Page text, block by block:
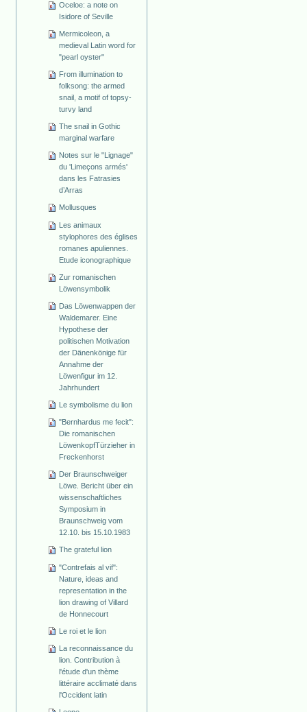
Oceloe: a note on
Isidore of Seville
Mermicoleon, a
medieval Latin word for
"pearl oyster"
From illumination to
folksong: the armed
snail, a motif of topsy-
turvy land
The snail in Gothic
marginal warfare
Notes sur le "Lignage"
du 'Limeçons armés'
dans les Fatrasies
d’Arras
Mollusques
Les animaux
stylophores des églises
romanes apuliennes.
Etude iconographique
Zur romanischen
Löwensymbolik
Das Löwenwappen der
Waldemarer. Eine
Hypothese der
politischen Motivation
der Dänenkönige für
Annahme der
Löwenfigur im 12.
Jahrhundert
Le symbolisme du lion
"Bernhardus me fecit":
Die romanischen
Löwenkopf­Türzieher in
Freckenhorst
Der Braunschweiger
Löwe. Bericht über ein
wissenschaftliches
Symposium in
Braunschweig vom
12.10. bis 15.10.1983
The grateful lion
"Contrefais al vif":
Nature, ideas and
representation in the
lion drawing of Villard
de Honnecourt
Le roi et le lion
La reconnaissance du
lion. Contribution à
l'étude d'un thème
littéraire acclimaté dans
l'Occident latin